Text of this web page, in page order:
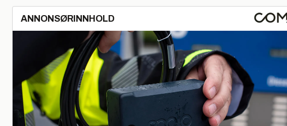
ANNONSØRINNHOLD